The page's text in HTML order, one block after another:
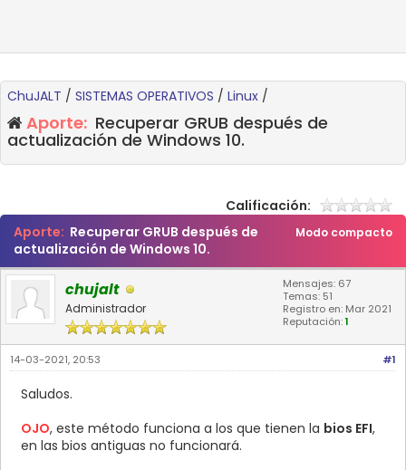
ChuJALT / SISTEMAS OPERATIVOS / Linux /
Aporte: Recuperar GRUB después de
actualización de Windows 10.
Calificación:
Modo compacto
Aporte: Recuperar GRUB después de
actualización de Windows 10.
chujalt
Administrador
Mensajes: 67
Temas: 51
Registro en: Mar 2021
Reputación:1
#1
14-03-2021, 20:53
Saludos.
OJO, este método funciona a los que tienen la bios EFI,
en las bios antiguas no funcionará.